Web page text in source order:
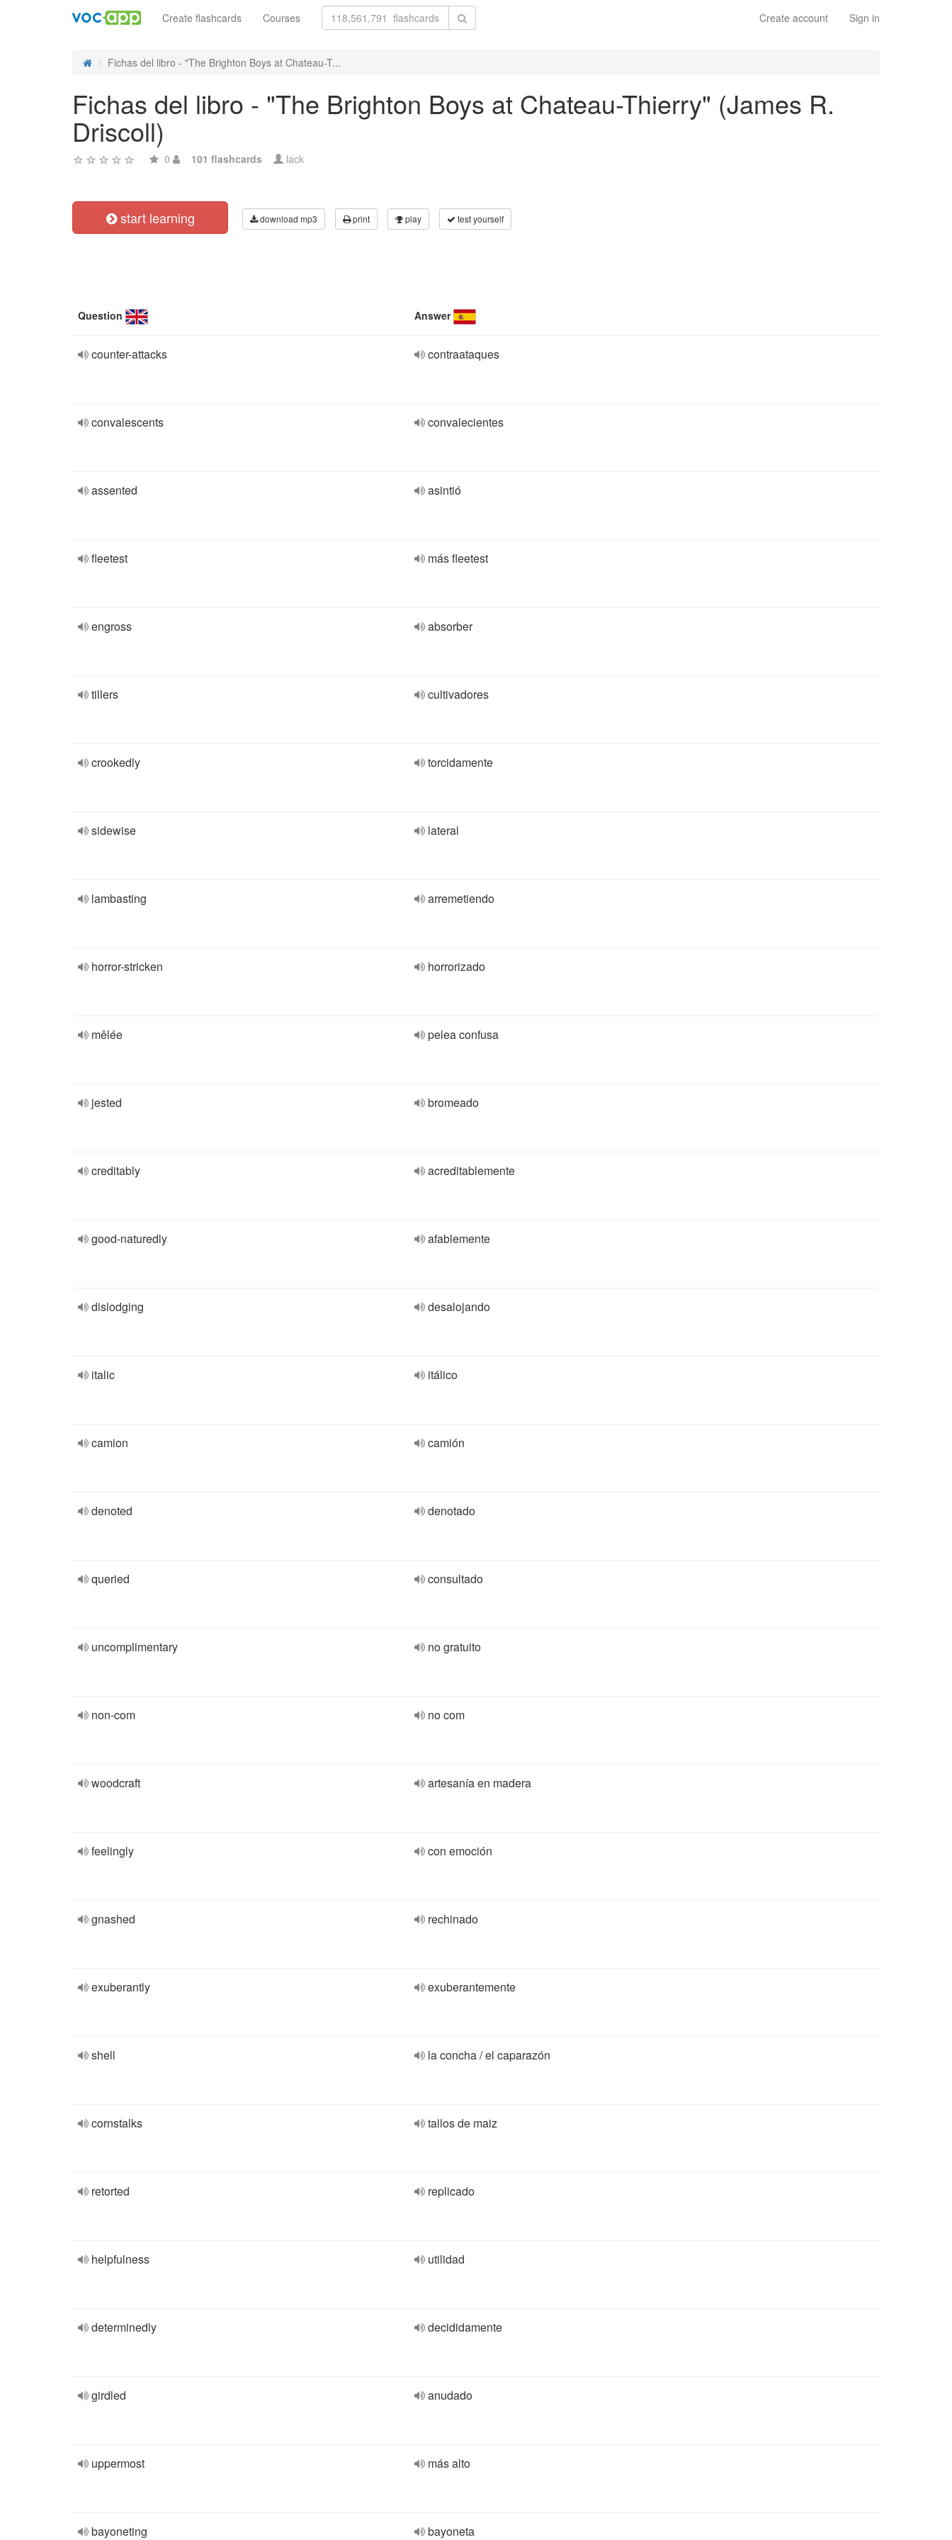
Create account Sign in
Create flashcards Courses
Fichas del libro - "The Brighton Boys at Chateau-T...
Fichas del libro - "The Brighton Boys at Chateau-Thierry" (James R.
Driscoll)
0 101 flashcards lack
start learning download mp3 print play test yourself
Question Answer
counter-attacks contraataques
convalescents convalecientes
assented asintió
fleetest más fleetest
engross absorber
tillers cultivadores
crookedly torcidamente
sidewise lateral
lambasting arremetiendo
horror-stricken horrorizado
mêlée pelea confusa
jested bromeado
creditably acreditablemente
good-naturedly afablemente
dislodging desalojando
italic itálico
camion camión
denoted denotado
queried consultado
uncomplimentary no gratuito
non-com no com
woodcraft artesanía en madera
feelingly con emoción
gnashed rechinado
exuberantly exuberantemente
shell la concha / el caparazón
cornstalks tallos de maiz
retorted replicado
helpfulness utilidad
determinedly decididamente
girdled anudado
uppermost más alto
bayoneting bayoneta